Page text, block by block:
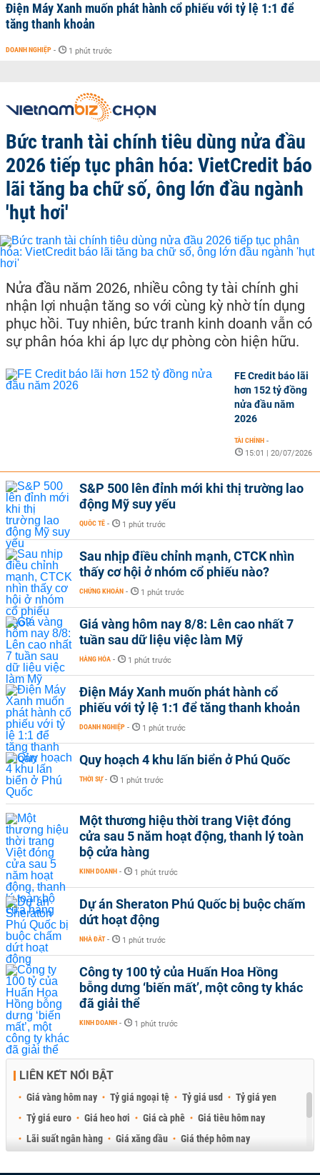
Điện Máy Xanh muốn phát hành cổ phiếu với tỷ lệ 1:1 để
tăng thanh khoản
DOANH NGHIỆP - 1 phút trước
Bức tranh tài chính tiêu dùng nửa đầu
2026 tiếp tục phân hóa: VietCredit báo
lãi tăng ba chữ số, ông lớn đầu ngành
'hụt hơi'
Nửa đầu năm 2026, nhiều công ty tài chính ghi
nhận lợi nhuận tăng so với cùng kỳ nhờ tín dụng
phục hồi. Tuy nhiên, bức tranh kinh doanh vẫn có
sự phân hóa khi áp lực dự phòng còn hiện hữu.
FE Credit báo lãi
hơn 152 tỷ đồng
nửa đầu năm
2026
TÀI CHÍNH -
15:01 | 20/07/2026
S&P 500 lên đỉnh mới khi thị trường lao
động Mỹ suy yếu
QUỐC TẾ - 1 phút trước
Sau nhịp điều chỉnh mạnh, CTCK nhìn
thấy cơ hội ở nhóm cổ phiếu nào?
CHỨNG KHOÁN - 1 phút trước
Giá vàng hôm nay 8/8: Lên cao nhất 7
tuần sau dữ liệu việc làm Mỹ
HÀNG HÓA - 1 phút trước
Điện Máy Xanh muốn phát hành cổ
phiếu với tỷ lệ 1:1 để tăng thanh khoản
DOANH NGHIỆP - 1 phút trước
Quy hoạch 4 khu lấn biển ở Phú Quốc
THỜI SỰ - 1 phút trước
Một thương hiệu thời trang Việt đóng
cửa sau 5 năm hoạt động, thanh lý toàn
bộ cửa hàng
KINH DOANH - 1 phút trước
Dự án Sheraton Phú Quốc bị buộc chấm
dứt hoạt động
NHÀ ĐẤT - 1 phút trước
Công ty 100 tỷ của Huấn Hoa Hồng
bỗng dưng ‘biến mất’, một công ty khác
đã giải thể
KINH DOANH - 1 phút trước
LIÊN KẾT NỔI BẬT
Giá vàng hôm nay Tỷ giá ngoại tệ Tỷ giá usd
Tỷ giá yen
Tỷ giá euro
Giá heo hơi Giá cà phê
Giá tiêu hôm nay
Lãi suất ngân hàng
Giá xăng dầu
Giá thép hôm nay